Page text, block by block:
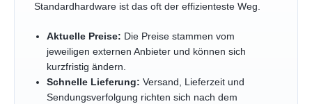
Standardhardware ist das oft der effizienteste Weg.
Aktuelle Preise: Die Preise stammen vom
jeweiligen externen Anbieter und können sich
kurzfristig ändern.
Schnelle Lieferung: Versand, Lieferzeit und
Sendungsverfolgung richten sich nach dem